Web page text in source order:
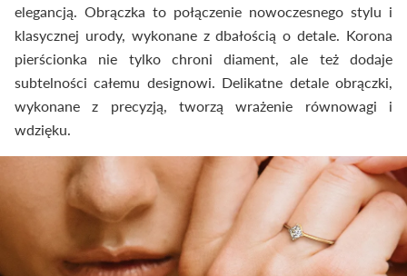
elegancją. Obrączka to połączenie nowoczesnego stylu i
klasycznej urody, wykonane z dbałością o detale. Korona
pierścionka nie tylko chroni diament, ale też dodaje
subtelności całemu designowi. Delikatne detale obrączki,
wykonane z precyzją, tworzą wrażenie równowagi i
wdzięku.